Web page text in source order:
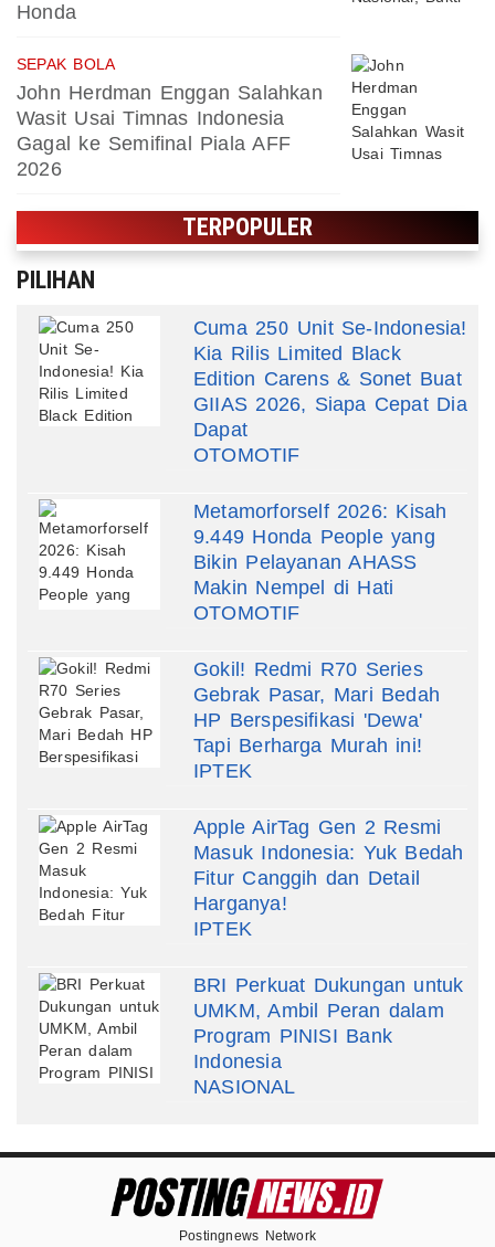
Honda
SEPAK BOLA
John Herdman Enggan Salahkan
Wasit Usai Timnas Indonesia
Gagal ke Semifinal Piala AFF
2026
TERPOPULER
PILIHAN
Cuma 250 Unit Se-Indonesia!
Kia Rilis Limited Black
Edition Carens & Sonet Buat
GIIAS 2026, Siapa Cepat Dia
Dapat
OTOMOTIF
Metamorforself 2026: Kisah
9.449 Honda People yang
Bikin Pelayanan AHASS
Makin Nempel di Hati
OTOMOTIF
Gokil! Redmi R70 Series
Gebrak Pasar, Mari Bedah
HP Berspesifikasi 'Dewa'
Tapi Berharga Murah ini!
IPTEK
Apple AirTag Gen 2 Resmi
Masuk Indonesia: Yuk Bedah
Fitur Canggih dan Detail
Harganya!
IPTEK
BRI Perkuat Dukungan untuk
UMKM, Ambil Peran dalam
Program PINISI Bank
Indonesia
NASIONAL
Postingnews Network